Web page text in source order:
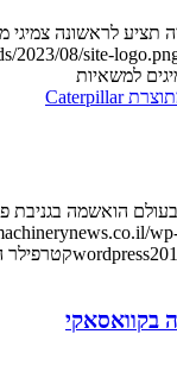
תציע לראשונה
2023/08/site-
פטנט ותשלם לחברה
wordpressקטרפילר
בקוואסאקי